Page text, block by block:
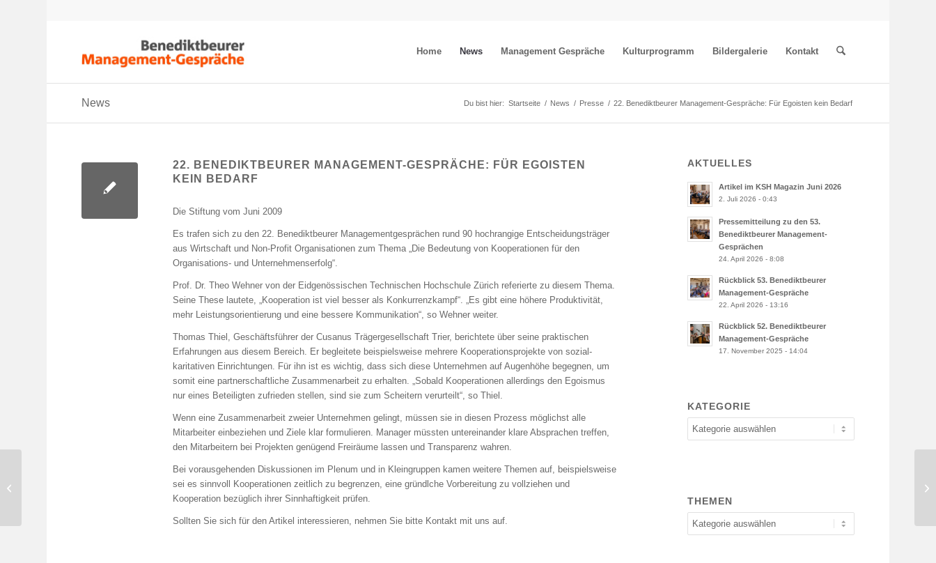
Home News Management Gespräche Kulturprogramm Bildergalerie Kontakt
News Du bist hier: Startseite / News / Presse / 22. Benediktbeurer Management-Gespräche: Für Egoisten kein Bedarf
22. BENEDIKTBEURER MANAGEMENT-GESPRÄCHE: FÜR EGOISTEN
KEIN BEDARF
Die Stiftung vom Juni 2009
Es trafen sich zu den 22. Benediktbeurer Managementgesprächen rund 90 hochrangige Entscheidungsträger
aus Wirtschaft und Non-Profit Organisationen zum Thema „Die Bedeutung von Kooperationen für den
Organisations- und Unternehmenserfolg“.
Prof. Dr. Theo Wehner von der Eidgenössischen Technischen Hochschule Zürich referierte zu diesem Thema.
Seine These lautete, „Kooperation ist viel besser als Konkurrenzkampf“. „Es gibt eine höhere Produktivität,
mehr Leistungsorientierung und eine bessere Kommunikation“, so Wehner weiter.
Thomas Thiel, Geschäftsführer der Cusanus Trägergesellschaft Trier, berichtete über seine praktischen
Erfahrungen aus diesem Bereich. Er begleitete beispielsweise mehrere Kooperationsprojekte von sozial-
karitativen Einrichtungen. Für ihn ist es wichtig, dass sich diese Unternehmen auf Augenhöhe begegnen, um
somit eine partnerschaftliche Zusammenarbeit zu erhalten. „Sobald Kooperationen allerdings den Egoismus
nur eines Beteiligten zufrieden stellen, sind sie zum Scheitern verurteilt“, so Thiel.
Wenn eine Zusammenarbeit zweier Unternehmen gelingt, müssen sie in diesen Prozess möglichst alle
Mitarbeiter einbeziehen und Ziele klar formulieren. Manager müssten untereinander klare Absprachen treffen,
den Mitarbeitern bei Projekten genügend Freiräume lassen und Transparenz wahren.
Bei vorausgehenden Diskussionen im Plenum und in Kleingruppen kamen weitere Themen auf, beispielsweise
sei es sinnvoll Kooperationen zeitlich zu begrenzen, eine gründlche Vorbereitung zu vollziehen und
Kooperation bezüglich ihrer Sinnhaftigkeit prüfen.
Sollten Sie sich für den Artikel interessieren, nehmen Sie bitte Kontakt mit uns auf.
AKTUELLES
Artikel im KSH Magazin Juni 2026
2. Juli 2026 - 0:43
Pressemitteilung zu den 53.
Benediktbeurer Management-
Gesprächen
24. April 2026 - 8:08
Rückblick 53. Benediktbeurer
Management-Gespräche
22. April 2026 - 13:16
Rückblick 52. Benediktbeurer
Management-Gespräche
17. November 2025 - 14:04
KATEGORIE
Kategorie
THEMEN
Themen